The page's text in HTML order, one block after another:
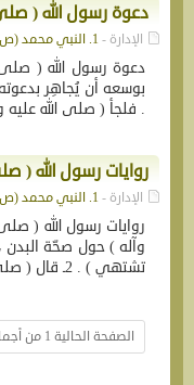
دعوة رسول الله ( صلى
الإدارة -1. النبي محمد (ص)
دعوة رسول الله ( صلى
بوسعه أن يُجاهِر
. فلجأ ( صلى الله عليه
روايات رسول الله (
الإدارة -1. النبي محمد (ص)
روايات رسول الله (
تشتهي ) . 2ـ قال ( صلى الله عليه وآله...
الصفحة الحالية 1 من أجمالي 3 صفحة